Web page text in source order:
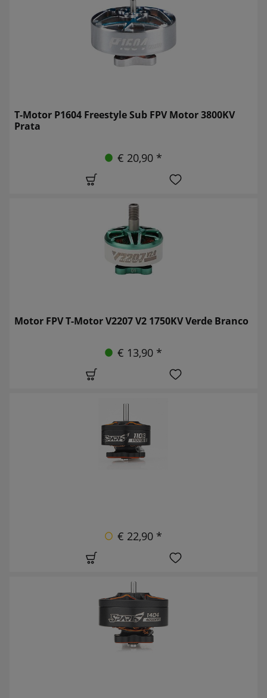
T-Motor P1604 Freestyle Sub FPV Motor 3800KV
Prata
€ 20,90 *
Motor FPV T-Motor V2207 V2 1750KV Verde Branco
€ 13,90 *
€ 22,90 *